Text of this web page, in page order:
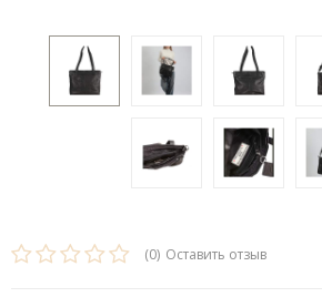
(0) Оставить отзыв